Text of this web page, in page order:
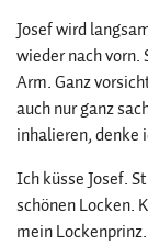
Josef wird
wieder nach vorn.
Arm. Ganz
auch nur ganz
inhalieren, denke
Ich küsse Josef.
schönen Locken.
mein